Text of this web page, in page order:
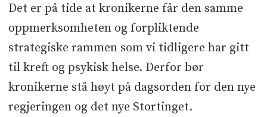
Det er på tide at kronikerne får den samme
oppmerksomheten og forpliktende
strategiske rammen som vi tidligere har gitt
til kreft og psykisk helse. Derfor bør
kronikerne stå høyt på dagsorden for den nye
regjeringen og det nye Stortinget.